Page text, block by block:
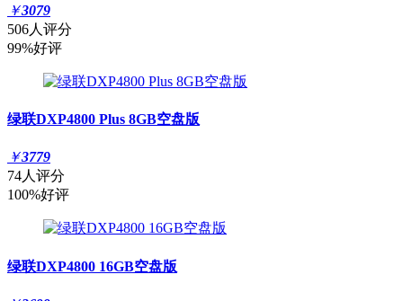
￥3079
506人评分
99%好评
绿联DXP4800 Plus 8GB空盘版
￥3779
74人评分
100%好评
绿联DXP4800 16GB空盘版